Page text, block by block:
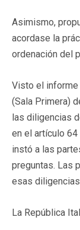
Asimismo,
acordase la
ordenación del
Visto el informe
(Sala Primera)
las diligencias
en el artículo
instó a las
preguntas. Las
esas
La República